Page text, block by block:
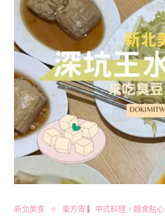
新北美食 東方胃 ▎中式料理。麵食點心